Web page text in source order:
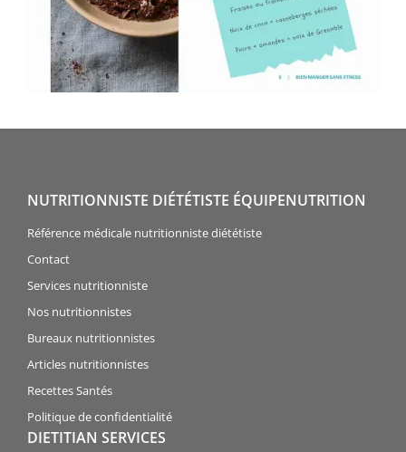
NUTRITIONNISTE DIÉTÉTISTE ÉQUIPENUTRITION
Référence médicale nutritionniste diététiste
Contact
Services nutritionniste
Nos nutritionnistes
Bureaux nutritionnistes
Articles nutritionnistes
Recettes Santés
Politique de confidentialité
DIETITIAN SERVICES